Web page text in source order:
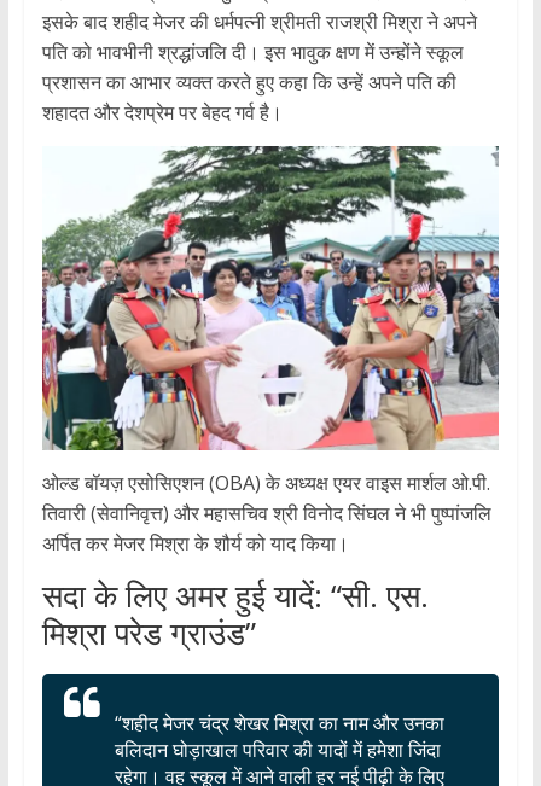
इसके बाद शहीद मेजर की धर्मपत्नी श्रीमती राजश्री मिश्रा ने अपने
पति को भावभीनी श्रद्धांजलि दी। इस भावुक क्षण में उन्होंने स्कूल
प्रशासन का आभार व्यक्त करते हुए कहा कि उन्हें अपने पति की
शहादत और देशप्रेम पर बेहद गर्व है।
ओल्ड बॉयज़ एसोसिएशन (OBA) के अध्यक्ष एयर वाइस मार्शल ओ.पी.
तिवारी (सेवानिवृत्त) और महासचिव श्री विनोद सिंघल ने भी पुष्पांजलि
अर्पित कर मेजर मिश्रा के शौर्य को याद किया।
सदा के लिए अमर हुई यादें: “सी. एस.
मिश्रा परेड ग्राउंड”
“शहीद मेजर चंद्र शेखर मिश्रा का नाम और उनका
बलिदान घोड़ाखाल परिवार की यादों में हमेशा जिंदा
रहेगा। वह स्कूल में आने वाली हर नई पीढ़ी के लिए